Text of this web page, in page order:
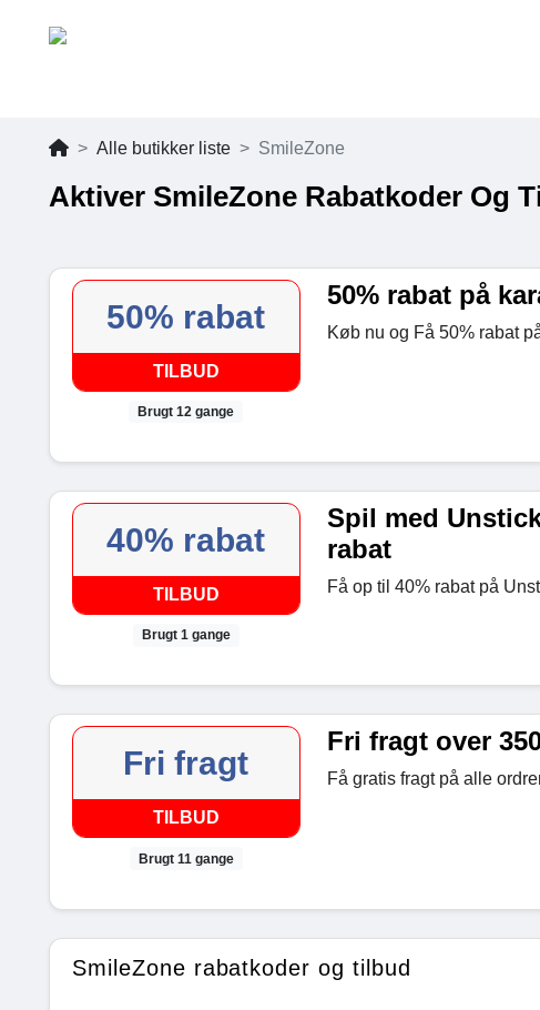
Alle butikker liste SmileZone
Aktiver SmileZone Rabatkoder Og
50% rabat
TILBUD
Brugt 12 gange
50% rabat på
Køb nu og Få 50% rabat
40% rabat
TILBUD
Brugt 1 gange
Spil med
rabat
Få op til 40% rabat på
Fri fragt
TILBUD
Brugt 11 gange
Fri fragt over
Få gratis fragt på alle
SmileZone rabatkoder og tilbud